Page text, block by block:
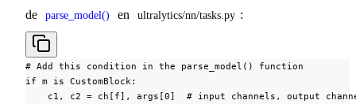
de
parse_model() en ultralytics/nn/tasks.py :
# Add this condition in the parse_model() function
if m is CustomBlock:
c1, c2 = ch[f], args[0]  # input channels, output